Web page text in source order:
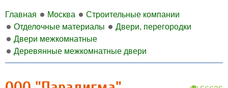
Главная Москва
Строительные компании
Отделочные материалы
Двери, перегородки
Двери межкомнатные
Деревянные межкомнатные двери